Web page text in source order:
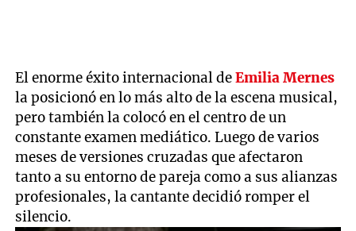
El enorme éxito internacional deEmilia Mernes
la posicionó en lo más alto de la escena musical,
pero también la colocó en el centro de un
constante examen mediático. Luego de varios
meses de versiones cruzadas que afectaron
tanto a su entorno de pareja como a sus alianzas
profesionales, la cantante decidió romper el
silencio.